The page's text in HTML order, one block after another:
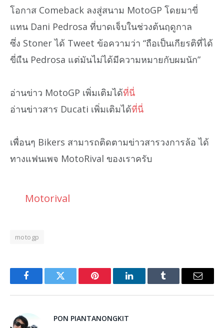
โอกาส Comeback ลงสู่สนาม MotoGP โดยมาขี่
แทน Dani Pedrosa ที่บาดเจ็บในช่วงต้นฤดูกาล
ซึ่ง Stoner ได้ Tweet ข้อความว่า “ถือเป็นเกียรติที่ได้
ขี่แืน Pedrosa แต่มันไม่ได้มีความหมายกับผมนัก”
อ่านข่าว MotoGP เพิ่มเติมได้ที่นี่
อ่านข่าวสาร Ducati เพิ่มเติมได้ที่นี่
เพื่อนๆ Bikers สามารถติดตามข่าวสารวงการล้อ ได้
ทางแฟนเพจ MotoRival ของเราครับ
Motorival
motogp
FacebookTwitter Pinterest LinkedInTumblr Email
PON PIANTANONGKIT